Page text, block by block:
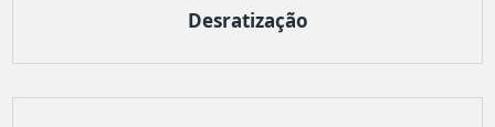
Desratização